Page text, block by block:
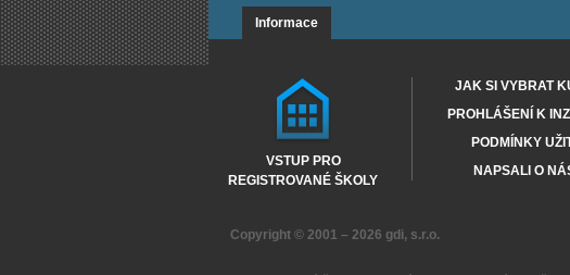
Informace
VSTUP PRO
REGISTROVANÉ ŠKOLY
JAK SI VYBRAT
PROHLÁŠENÍ K
PODMÍNKY
NAPSALI O
Copyright © 2001 – 2026 gdi, s.r.o.